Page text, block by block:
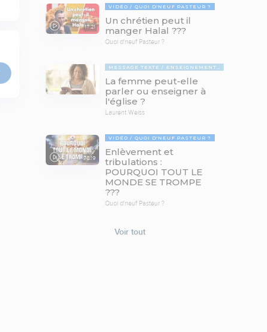
17:21
VIDÉO QUOI D'NEUF PASTEUR ?
Un chrétien peut il
manger Halal ???
Quoi d'neuf Pasteur ?
MESSAGE TEXTE ENSEIGNEMENTS BIBLIQUES
La femme peut-elle
parler ou enseigner à
l'église ?
Laurent Weiss
78:19
VIDÉO QUOI D'NEUF PASTEUR ?
Enlèvement et
tribulations :
POURQUOI TOUT LE
MONDE SE TROMPE
???
Quoi d'neuf Pasteur ?
Voir tout